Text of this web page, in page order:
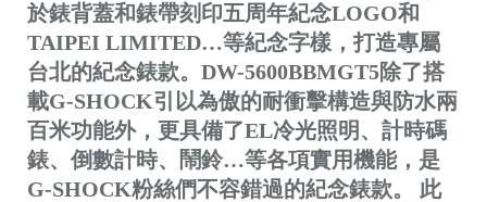
於錶背蓋和錶帶刻印五周年紀念LOGO和
TAIPEI LIMITED…等紀念字樣，打造專屬
台北的紀念錶款。DW-5600BBMGT5除了搭
載G-SHOCK引以為傲的耐衝擊構造與防水兩
百米功能外，更具備了EL冷光照明、計時碼
錶、倒數計時、鬧鈴…等各項實用機能，是
G-SHOCK粉絲們不容錯過的紀念錶款。 此